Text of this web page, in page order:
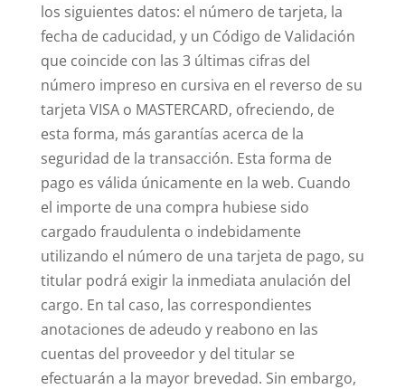
los siguientes datos: el número de tarjeta, la
fecha de caducidad, y un Código de Validación
que coincide con las 3 últimas cifras del
número impreso en cursiva en el reverso de su
tarjeta VISA o MASTERCARD, ofreciendo, de
esta forma, más garantías acerca de la
seguridad de la transacción. Esta forma de
pago es válida únicamente en la web. Cuando
el importe de una compra hubiese sido
cargado fraudulenta o indebidamente
utilizando el número de una tarjeta de pago, su
titular podrá exigir la inmediata anulación del
cargo. En tal caso, las correspondientes
anotaciones de adeudo y reabono en las
cuentas del proveedor y del titular se
efectuarán a la mayor brevedad. Sin embargo,